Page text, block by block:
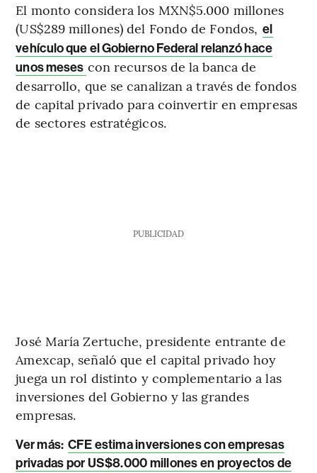
El monto considera los MXN$5.000 millones
(US$289 millones) del Fondo de Fondos, el
vehículo que el Gobierno Federal relanzó hace
unos meses con recursos de la banca de
desarrollo, que se canalizan a través de fondos
de capital privado para coinvertir en empresas
de sectores estratégicos.
PUBLICIDAD
José María Zertuche, presidente entrante de
Amexcap, señaló que el capital privado hoy
juega un rol distinto y complementario a las
inversiones del Gobierno y las grandes
empresas.
Ver más: CFE estima inversiones con empresas
privadas por US$8.000 millones en proyectos de